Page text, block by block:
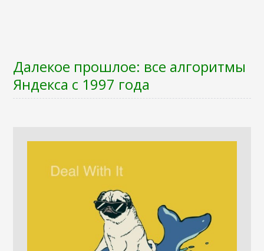
Далекое прошлое: все алгоритмы
Яндекса с 1997 года